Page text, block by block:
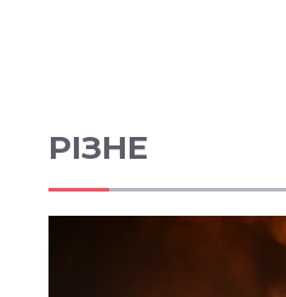
РІЗНЕ